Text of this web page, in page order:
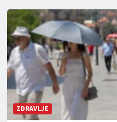
ZDRAVLJE